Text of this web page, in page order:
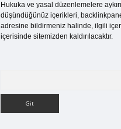
Hukuka ve yasal düzenlemelere
düşündüğünüz içerikleri,
adresine bildirmeniz halinde, ilgili
içerisinde sitemizden kaldırılacaktır.